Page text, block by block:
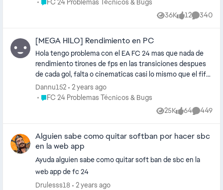
memora ram DDR5 Corasair 5600 en dual channel
AMD radeon RX 7600 Espero me puedan ayudar. gracias
FC 24 Problemas Técnicos & Bugs
36K
Views 12
likes 340
[MEGA HILO] Rendimiento en PC
Hola tengo problema con el EA FC 24 mas que nada de
rendimiento tirones de fps en las transiciones despues
de cada gol, falta o cinematicas casi lo mismo que el fifa
23 en pc y tengo una pc bastante buena creo rtx 3090 y
32 de Ram yo incluso mejor que una ps 5 y el ea fc en ps5
va bien no entiendo, sacarán algun parche que arregle
eso o ya vamos a morir asi con esos tirones como lo fue
Dannu152
2 years ago
Place FC 24 Problemas Técnicos & Bugs
FC 24 Problemas Técnicos & Bugs
25K
Views 64
likes 449
Alguien sabe como quitar softban por hacer sbc
en la web app
Ayuda alguien sabe como quitar soft ban de sbc en la
web app de fc 24
Drulesss18
2 years ago